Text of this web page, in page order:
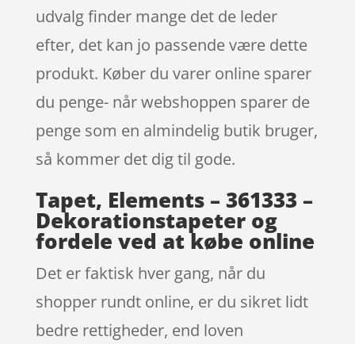
udvalg finder mange det de leder
efter, det kan jo passende være dette
produkt. Køber du varer online sparer
du penge- når webshoppen sparer de
penge som en almindelig butik bruger,
så kommer det dig til gode.
Tapet, Elements – 361333 –
Dekorationstapeter og
fordele ved at købe online
Det er faktisk hver gang, når du
shopper rundt online, er du sikret lidt
bedre rettigheder, end loven